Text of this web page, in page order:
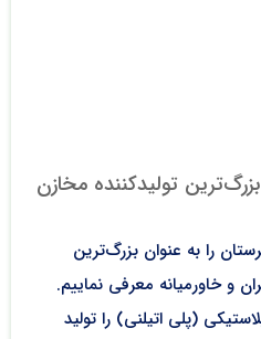
تولیدکننده مخازن
را به عنوان بزرگ‌ترین
و خاورمیانه معرفی نماییم.
(پلی اتیلنی) را تولید